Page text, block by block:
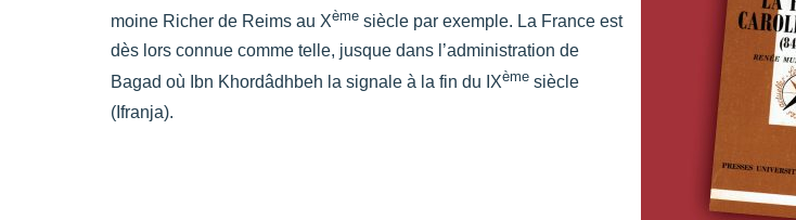
moine Richer de Reims au Xème siècle par exemple. La France est
dès lors connue comme telle, jusque dans l’administration de
Bagad où Ibn Khordâdhbeh la signale à la fin du IXème siècle
(Ifranja).